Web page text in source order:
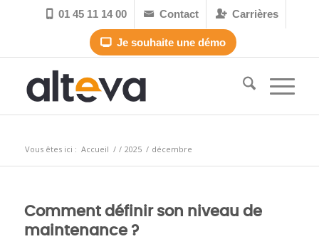
 01 45 11 14 00  Contact Carrières
Je souhaite une démo
Vous êtes ici : Accueil / / 2025 / décembre
Comment définir son niveau de
maintenance ?